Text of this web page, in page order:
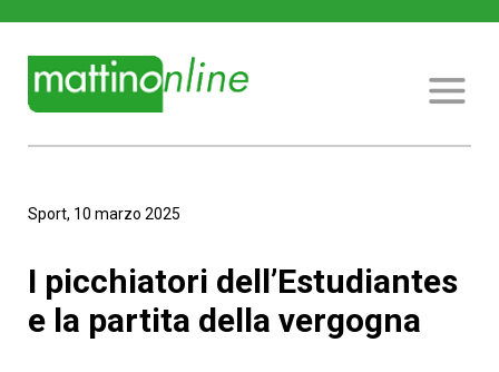
Sport, 10 marzo 2025
I picchiatori dell’Estudiantes
e la partita della vergogna